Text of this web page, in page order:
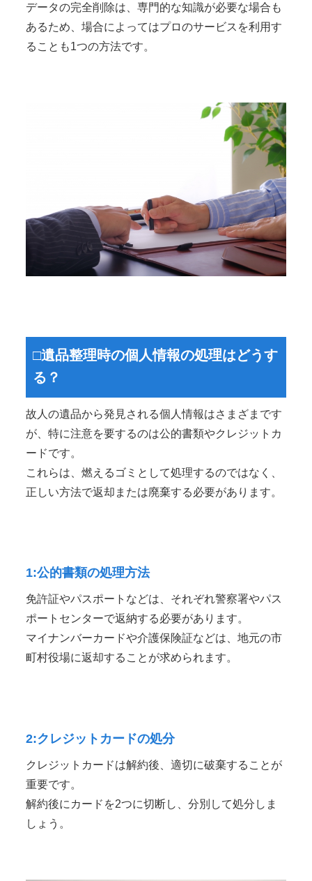
データの完全削除は、専門的な知識が必要な場合も
あるため、場合によってはプロのサービスを利用す
ることも1つの方法です。
□遺品整理時の個人情報の処理はどうす
る？
故人の遺品から発見される個人情報はさまざまです
が、特に注意を要するのは公的書類やクレジットカ
ードです。
これらは、燃えるゴミとして処理するのではなく、
正しい方法で返却または廃棄する必要があります。
1:公的書類の処理方法
免許証やパスポートなどは、それぞれ警察署やパス
ポートセンターで返納する必要があります。
マイナンバーカードや介護保険証などは、地元の市
町村役場に返却することが求められます。
2:クレジットカードの処分
クレジットカードは解約後、適切に破棄することが
重要です。
解約後にカードを2つに切断し、分別して処分しま
しょう。